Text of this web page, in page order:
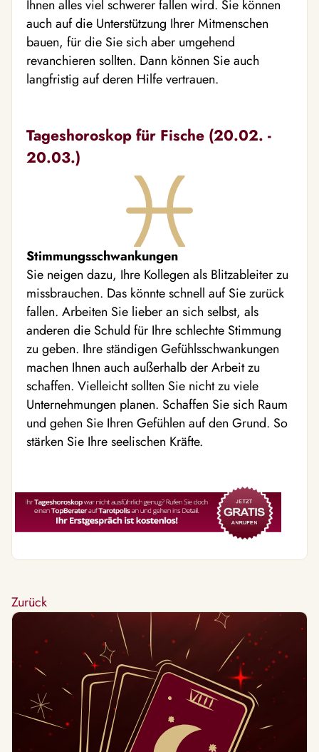
Ihnen alles viel schwerer fallen wird. Sie können
auch auf die Unterstützung Ihrer Mitmenschen
bauen, für die Sie sich aber umgehend
revanchieren sollten. Dann können Sie auch
langfristig auf deren Hilfe vertrauen.
Tageshoroskop für Fische (20.02. -
20.03.)
Stimmungsschwankungen
Sie neigen dazu, Ihre Kollegen als Blitzableiter zu
missbrauchen. Das könnte schnell auf Sie zurück
fallen. Arbeiten Sie lieber an sich selbst, als
anderen die Schuld für Ihre schlechte Stimmung
zu geben. Ihre ständigen Gefühlsschwankungen
machen Ihnen auch außerhalb der Arbeit zu
schaffen. Vielleicht sollten Sie nicht zu viele
Unternehmungen planen. Schaffen Sie sich Raum
und gehen Sie Ihren Gefühlen auf den Grund. So
stärken Sie Ihre seelischen Kräfte.
Zurück